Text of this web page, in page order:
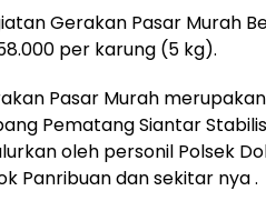
Gerakan Pasar Murah
per karung (5 kg).
Pasar Murah
Pematang Siantar
oleh personil Polsek
Panribuan dan sekitar nya .